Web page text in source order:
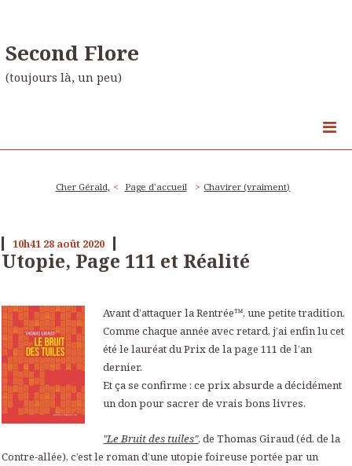
Second Flore
(toujours là, un peu)
Cher Gérald, Page d'accueil Chavirer (vraiment)
10h41 28 août 2020
Utopie, Page 111 et Réalité
Avant d’attaquer la Rentrée™, une petite tradition.
Comme chaque année avec retard, j’ai enfin lu cet
été le lauréat du Prix de la page 111 de l’an
dernier.
Et ça se confirme : ce prix absurde a décidément
un don pour sacrer de vrais bons livres.
"Le Bruit des tuiles", de Thomas Giraud (éd. de la
Contre-allée), c’est le roman d’une utopie foireuse portée par un